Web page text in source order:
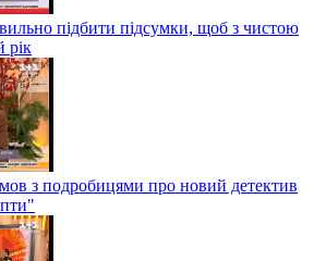
підбити підсумки, щоб з чистою
рік
з подробицями про новий детектив